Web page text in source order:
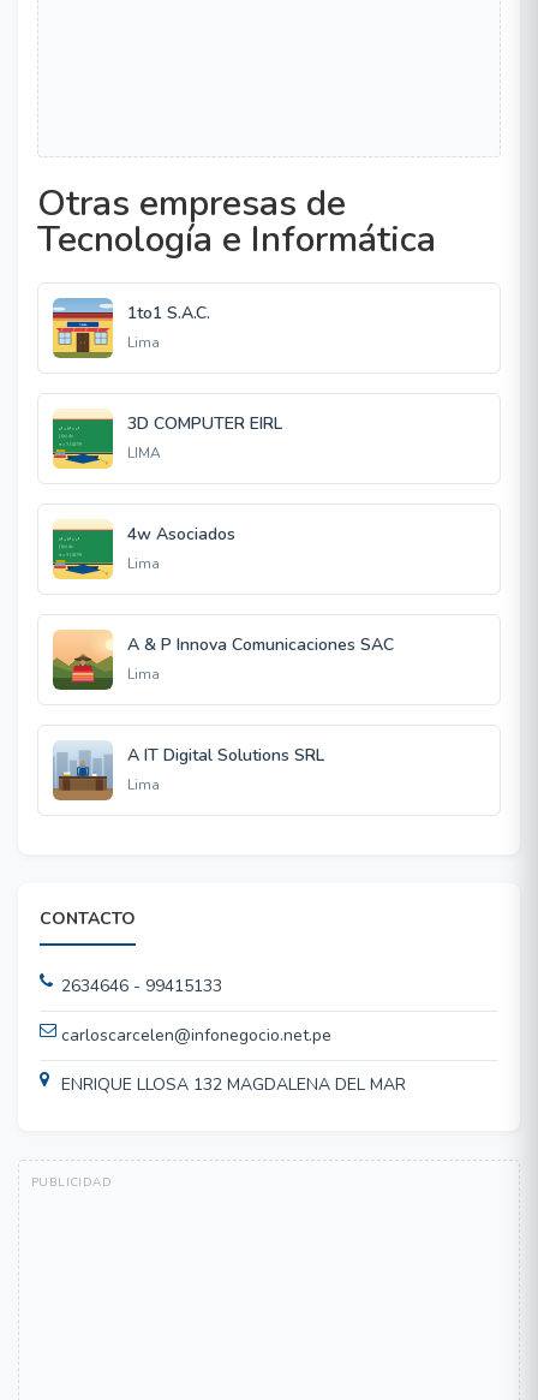
Otras empresas de
Tecnología e Informática
1to1 S.A.C.
Lima
3D COMPUTER EIRL
LIMA
4w Asociados
Lima
A & P Innova Comunicaciones SAC
Lima
A IT Digital Solutions SRL
Lima
CONTACTO
2634646 - 99415133
carloscarcelen@infonegocio.net.pe
ENRIQUE LLOSA 132 MAGDALENA DEL MAR